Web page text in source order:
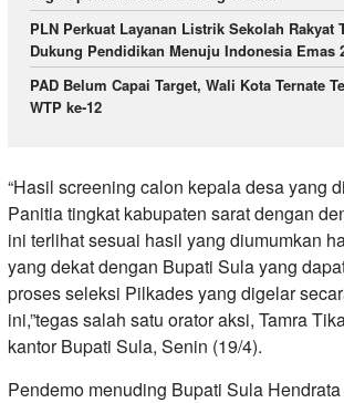
PLN Perkuat Layanan Listrik Sekolah Rakyat
Dukung Pendidikan Menuju Indonesia Emas
PAD Belum Capai Target, Wali Kota Ternate
WTP ke-12
“Hasil screening calon kepala desa yang
Panitia tingkat kabupaten sarat dengan
ini terlihat sesuai hasil yang diumumkan
yang dekat dengan Bupati Sula yang
proses seleksi Pilkades yang digelar
ini,”tegas salah satu orator aksi, Tamra
kantor Bupati Sula, Senin (19/4).
Pendemo menuding Bupati Sula